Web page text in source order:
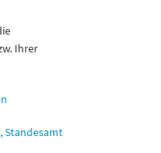
Ihrer
Standesamt